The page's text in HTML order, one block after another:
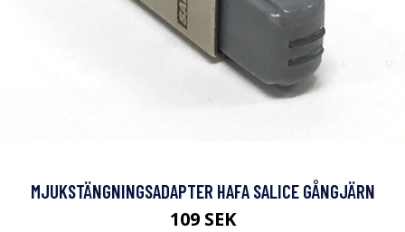
MJUKSTÄNGNINGSADAPTER HAFA SALICE GÅNGJÄRN
109 SEK